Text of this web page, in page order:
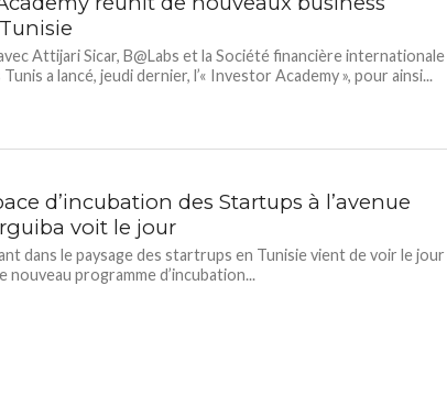
Attijari Sicar, B@Labs et la Société financière internationale
a lancé, jeudi dernier, l’« Investor Academy », pour ainsi...
d’incubation des Startups à l’avenue
voit le jour
dans le paysage des startrups en Tunisie vient de voir le jour
nouveau programme d’incubation...